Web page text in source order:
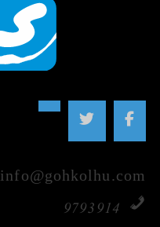
info@gohkolhu.com